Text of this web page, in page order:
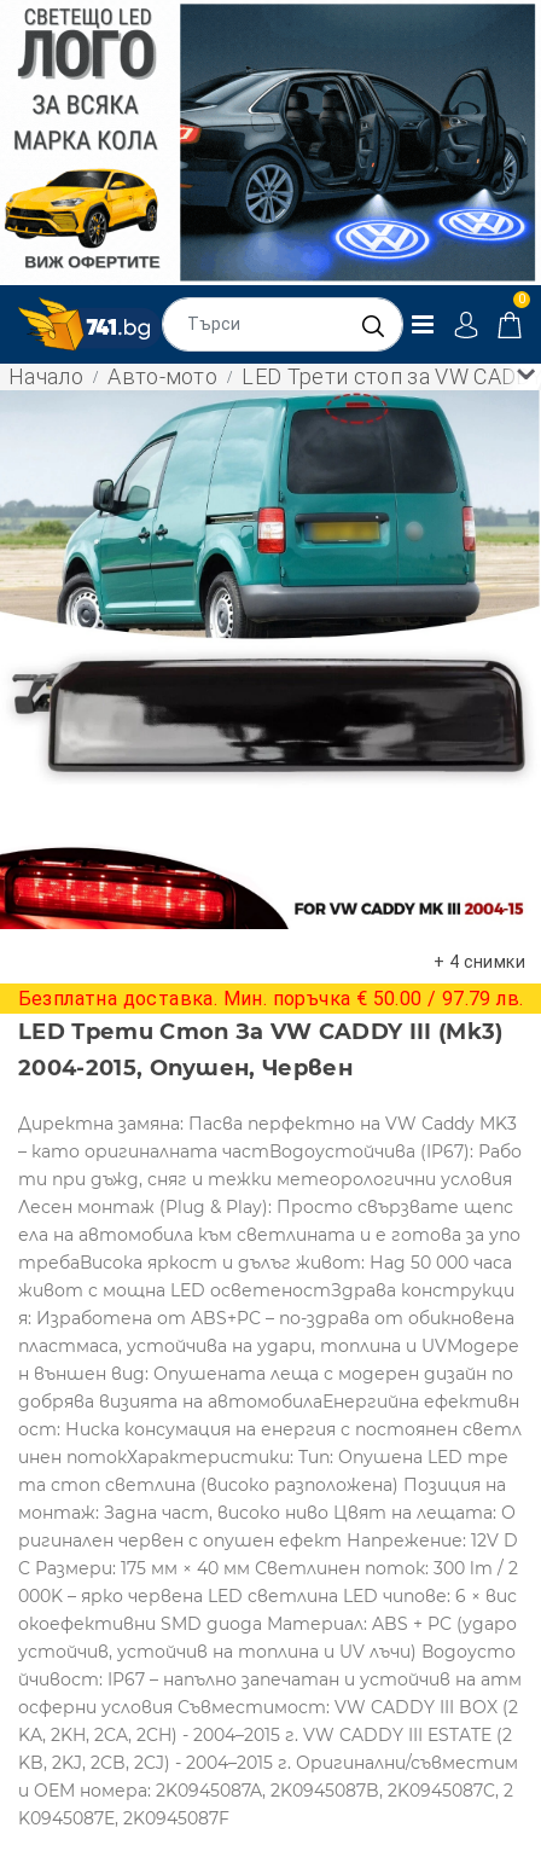
0
Начало Авто-мото LED Трети стоп за VW
+ 4 снимки
Безплатна доставка. Мин. поръчка € 50.00 / 97.79 лв.
LED Трети Стоп За VW CADDY III (Mk3)
2004-2015, Опушен, Червен
Директна замяна: Пасва перфектно на VW Caddy MK3
– като оригиналната частВодоустойчива (IP67): Рабо
ти при дъжд, сняг и тежки метеорологични условия
Лесен монтаж (Plug & Play): Просто свързвате щепс
ела на автомобила към светлината и е готова за упо
требаВисока яркост и дълъг живот: Над 50 000 часа
живот с мощна LED осветеностЗдрава конструкци
я: Изработена от ABS+PC – по-здрава от обикновена
пластмаса, устойчива на удари, топлина и UVМодере
н външен вид: Опушената леща с модерен дизайн по
добрява визията на автомобилаЕнергийна ефективн
ост: Ниска консумация на енергия с постоянен светл
инен потокХарактеристики: Тип: Опушена LED тре
та стоп светлина (високо разположена) Позиция на
монтаж: Задна част, високо ниво Цвят на лещата: О
ригинален червен с опушен ефект Напрежение: 12V D
C Размери: 175 мм × 40 мм Светлинен поток: 300 lm / 2
000K – ярко червена LED светлина LED чипове: 6 × вис
окоефективни SMD диода Материал: ABS + PC (ударо
устойчив, устойчив на топлина и UV лъчи) Водоусто
йчивост: IP67 – напълно запечатан и устойчив на атм
осферни условия Съвместимост: VW CADDY III BOX (2
KA, 2KH, 2CA, 2CH) - 2004–2015 г. VW CADDY III ESTATE (2
KB, 2KJ, 2CB, 2CJ) - 2004–2015 г. Оригинални/съвместим
и OEM номера: 2K0945087A, 2K0945087B, 2K0945087C, 2
K0945087E, 2K0945087F